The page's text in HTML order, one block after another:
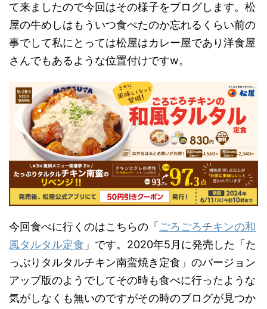
て来ましたので今回はその様子をブログします。松
屋の牛めしはもういつ食べたのか忘れるくらい前の
事でして私にとっては松屋はカレー屋であり洋食屋
さんでもあるような位置付けですw。
今回食べに行くのはこちらの「 ごろごろチキンの和
風タルタル定食 」です。2020年5月に発売した「た
っぷりタルタルチキン南蛮焼き定食」のバージョン
アップ版のようでしてその時も食べに行ったような
気がしなくも無いのですがその時のブログが見つか